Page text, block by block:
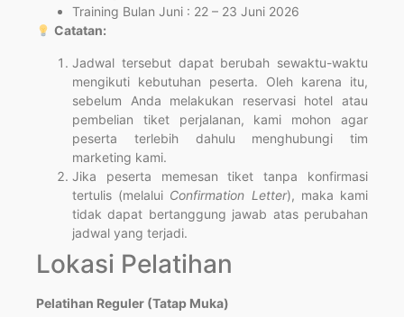
Training Bulan Juni : 22 – 23 Juni 2026
Catatan:
Jadwal tersebut dapat berubah sewaktu-waktu
mengikuti kebutuhan peserta. Oleh karena itu,
sebelum Anda melakukan reservasi hotel atau
pembelian tiket perjalanan, kami mohon agar
peserta terlebih dahulu menghubungi tim
marketing kami.
Jika peserta memesan tiket tanpa konfirmasi
tertulis (melalui Confirmation Letter), maka kami
tidak dapat bertanggung jawab atas perubahan
jadwal yang terjadi.
Lokasi Pelatihan
Pelatihan Reguler (Tatap Muka)